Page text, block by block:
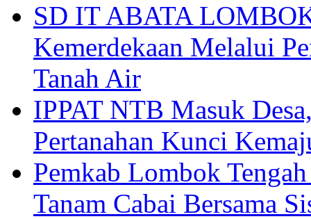
SD IT ABATA
Kemerdekaan Melalui
Tanah Air
IPPAT NTB Masuk
Pertanahan Kunci
Pemkab Lombok
Tanam Cabai Bersama